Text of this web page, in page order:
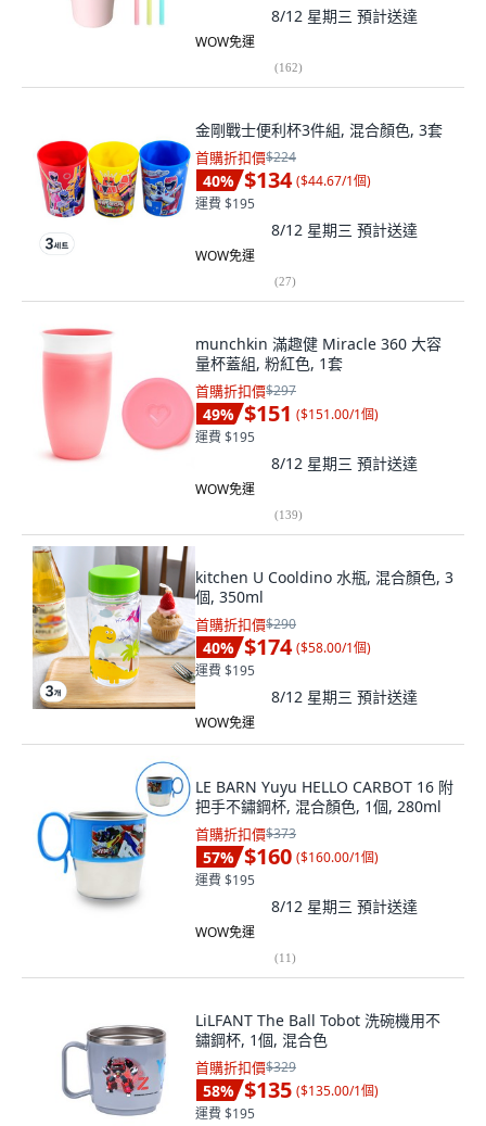
8/12 星期三 預計送達
WOW免運
(162)
金剛戰士便利杯3件組, 混合顏色, 3套
首購折扣價$224
40% $134 ($44.67/1個)
運費 $195
8/12 星期三 預計送達
WOW免運
(27)
munchkin 滿趣健 Miracle 360 大容
量杯蓋組, 粉紅色, 1套
首購折扣價$297
49% $151 ($151.00/1個)
運費 $195
8/12 星期三 預計送達
WOW免運
(139)
kitchen U Cooldino 水瓶, 混合顏色, 3
個, 350ml
首購折扣價$290
40% $174 ($58.00/1個)
運費 $195
8/12 星期三 預計送達
WOW免運
LE BARN Yuyu HELLO CARBOT 16 附
把手不鏽鋼杯, 混合顏色, 1個, 280ml
首購折扣價$373
57% $160 ($160.00/1個)
運費 $195
8/12 星期三 預計送達
WOW免運
(11)
LiLFANT The Ball Tobot 洗碗機用不
鏽鋼杯, 1個, 混合色
首購折扣價$329
58% $135 ($135.00/1個)
運費 $195